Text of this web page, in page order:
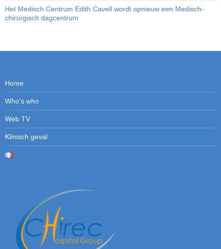
Het Medisch Centrum Edith Cavell wordt opnieuw een Medisch-
chirurgisch dagcentrum
Home
Who’s who
Web TV
Klinisch geval